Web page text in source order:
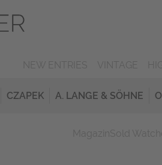
CZAPEK A. LANGE & SÖHNE